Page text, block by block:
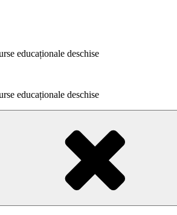
educaționale deschise
educaționale deschise